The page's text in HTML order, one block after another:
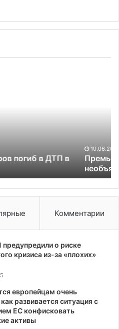
в Киев с
Комментарии
о риске
кризиса из-за «плохих»
европейцам очень
развивается ситуация с
ЕС конфисковать
активы